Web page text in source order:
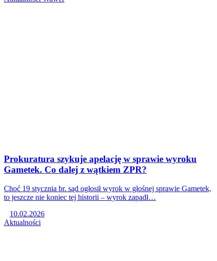
Prokuratura szykuje apelację w sprawie wyroku
Gametek. Co dalej z wątkiem ZPR?
Choć 19 stycznia br. sąd ogłosił wyrok w głośnej sprawie Gametek,
to jeszcze nie koniec tej historii – wyrok zapadł…
10.02.2026
Aktualności